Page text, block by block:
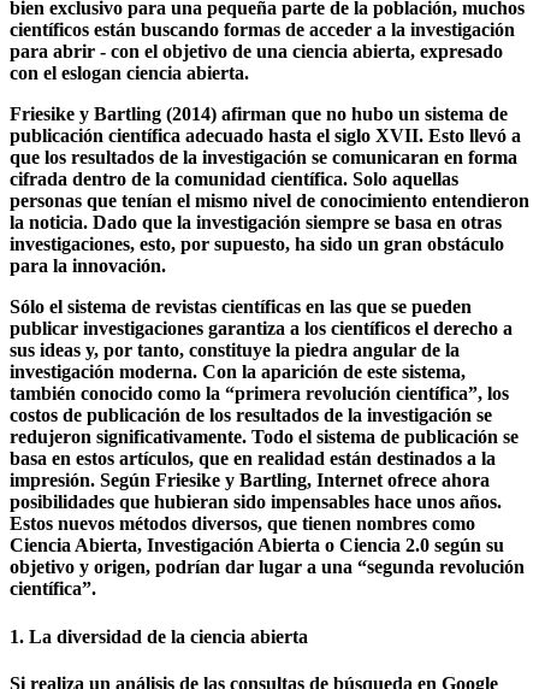
En el contexto de esta amenaza, que sigue vigente hoy en día, a
saber, que la ciencia podría volver a dar un paso atrás, que el
conocimiento especializado podría volver a convertirse en un
bien exclusivo para una pequeña parte de la población, muchos
científicos están buscando formas de acceder a la investigación
para abrir - con el objetivo de una ciencia abierta, expresado
con el eslogan ciencia abierta.
Friesike y Bartling (2014) afirman que no hubo un sistema de
publicación científica adecuado hasta el siglo XVII. Esto llevó a
que los resultados de la investigación se comunicaran en forma
cifrada dentro de la comunidad científica. Solo aquellas
personas que tenían el mismo nivel de conocimiento entendieron
la noticia. Dado que la investigación siempre se basa en otras
investigaciones, esto, por supuesto, ha sido un gran obstáculo
para la innovación.
Sólo el sistema de revistas científicas en las que se pueden
publicar investigaciones garantiza a los científicos el derecho a
sus ideas y, por tanto, constituye la piedra angular de la
investigación moderna. Con la aparición de este sistema,
también conocido como la “primera revolución científica”, los
costos de publicación de los resultados de la investigación se
redujeron significativamente. Todo el sistema de publicación se
basa en estos artículos, que en realidad están destinados a la
impresión. Según Friesike y Bartling, Internet ofrece ahora
posibilidades que hubieran sido impensables hace unos años.
Estos nuevos métodos diversos, que tienen nombres como
objetivo y origen, podrían dar lugar a una “segunda revolución